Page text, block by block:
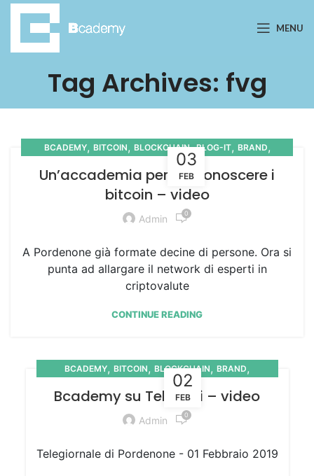
MENU
Tag Archives: fvg
03
FEB
BCADEMY, BITCOIN, BLOCKCHAIN,BLOG-IT, BRAND,
PRESS
Un’accademia per far conoscere i
bitcoin – video
Admin 0
A Pordenone già formate decine di persone. Ora si
punta ad allargare il network di esperti in
criptovalute
CONTINUE READING
02
FEB
BCADEMY, BITCOIN, BLOCKCHAIN, BRAND,
COMUNICAZIONI,
VIDEO
Bcademy su Telefriuli – video
Admin 0
Telegiornale di Pordenone - 01 Febbraio 2019